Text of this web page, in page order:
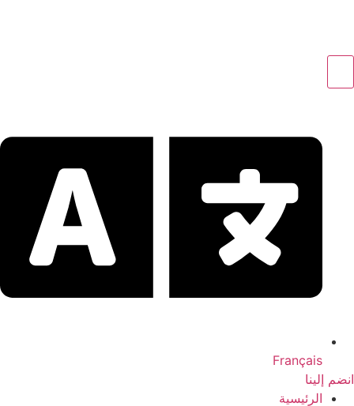
Français
انضم إلينا
الرئيسية